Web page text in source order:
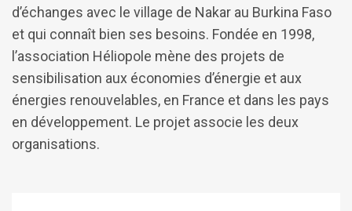
d’échanges avec le village de Nakar au Burkina Faso
et qui connaît bien ses besoins. Fondée en 1998,
l’association Héliopole mène des projets de
sensibilisation aux économies d’énergie et aux
énergies renouvelables, en France et dans les pays
en développement. Le projet associe les deux
organisations.